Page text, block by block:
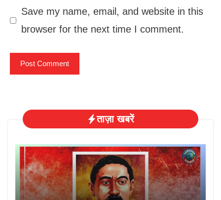
Save my name, email, and website in this
browser for the next time I comment.
ताज़ा खबरें